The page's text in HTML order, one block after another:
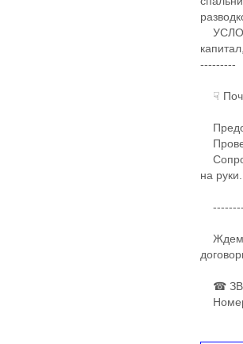
---------
☟
на руки.
Ждем
☎
Номер